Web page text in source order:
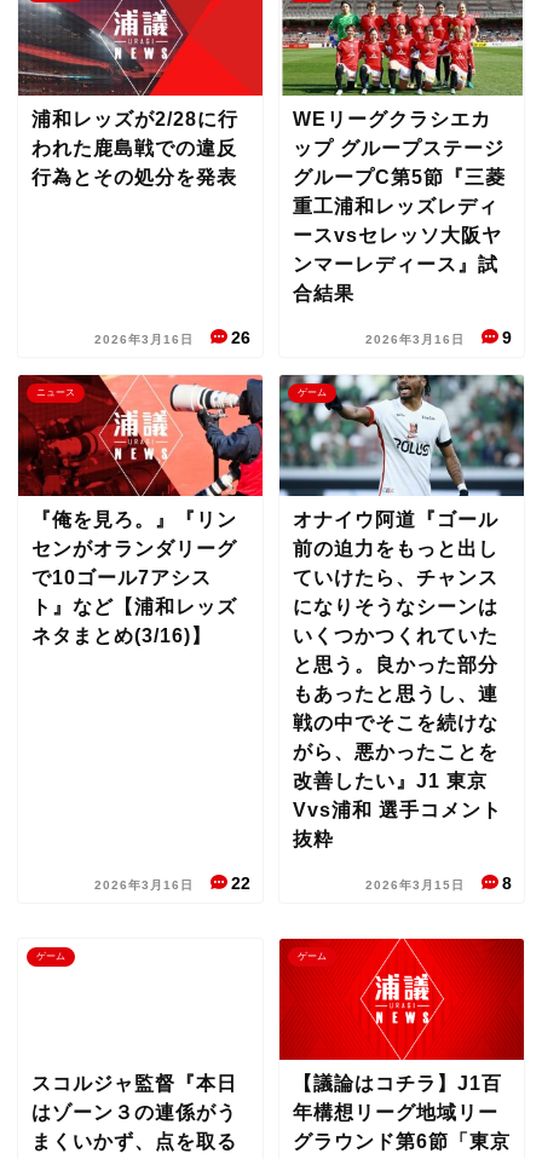
浦和レッズが2/28に行
われた鹿島戦での違反
行為とその処分を発表
2026年3月16日 26
WEリーグクラシエカ
ップ グループステージ
グループC第5節『三菱
重工浦和レッズレディ
ースvsセレッソ大阪ヤ
ンマーレディース』試
合結果
2026年3月16日 9
ニュース
『俺を見ろ。』『リン
センがオランダリーグ
で10ゴール7アシス
ト』など【浦和レッズ
ネタまとめ(3/16)】
2026年3月16日 22
ゲーム
オナイウ阿道『ゴール
前の迫力をもっと出し
ていけたら、チャンス
になりそうなシーンは
いくつかつくれていた
と思う。良かった部分
もあったと思うし、連
戦の中でそこを続けな
がら、悪かったことを
改善したい』J1 東京
Vvs浦和 選手コメント
抜粋
2026年3月15日 8
ゲーム
スコルジャ監督『本日
はゾーン３の連係がう
まくいかず、点を取る
ゲーム
【議論はコチラ】J1百
年構想リーグ地域リー
グラウンド第6節「東京